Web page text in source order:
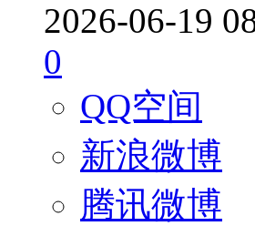
2026-06-19
0
QQ空间
新浪微博
腾讯微博